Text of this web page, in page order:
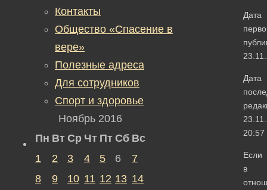
Дата
Дата
20:57
Если
в
Контакты
Общество «Спасение в
вере»
Полезные адреса
Для сотрудников
Спорт и здоровье
Ноябрь 2016
Пн Вт Ср Чт Пт Сб Вс
1
2 3 4 5 6
7
8
9 10 11 12 13 14